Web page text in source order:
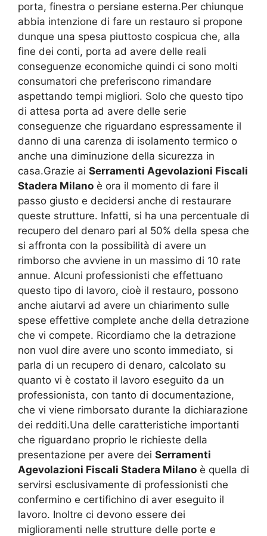
porta, finestra o persiane esterna.Per chiunque
abbia intenzione di fare un restauro si propone
dunque una spesa piuttosto cospicua che, alla
fine dei conti, porta ad avere delle reali
conseguenze economiche quindi ci sono molti
consumatori che preferiscono rimandare
aspettando tempi migliori. Solo che questo tipo
di attesa porta ad avere delle serie
conseguenze che riguardano espressamente il
danno di una carenza di isolamento termico o
anche una diminuzione della sicurezza in
casa.Grazie ai Serramenti Agevolazioni Fiscali
Stadera Milano è ora il momento di fare il
passo giusto e decidersi anche di restaurare
queste strutture. Infatti, si ha una percentuale di
recupero del denaro pari al 50% della spesa che
si affronta con la possibilità di avere un
rimborso che avviene in un massimo di 10 rate
annue. Alcuni professionisti che effettuano
questo tipo di lavoro, cioè il restauro, possono
anche aiutarvi ad avere un chiarimento sulle
spese effettive complete anche della detrazione
che vi compete. Ricordiamo che la detrazione
non vuol dire avere uno sconto immediato, si
parla di un recupero di denaro, calcolato su
quanto vi è costato il lavoro eseguito da un
professionista, con tanto di documentazione,
che vi viene rimborsato durante la dichiarazione
dei redditi.Una delle caratteristiche importanti
che riguardano proprio le richieste della
presentazione per avere dei Serramenti
Agevolazioni Fiscali Stadera Milano è quella di
servirsi esclusivamente di professionisti che
confermino e certifichino di aver eseguito il
lavoro. Inoltre ci devono essere dei
miglioramenti nelle strutture delle porte e